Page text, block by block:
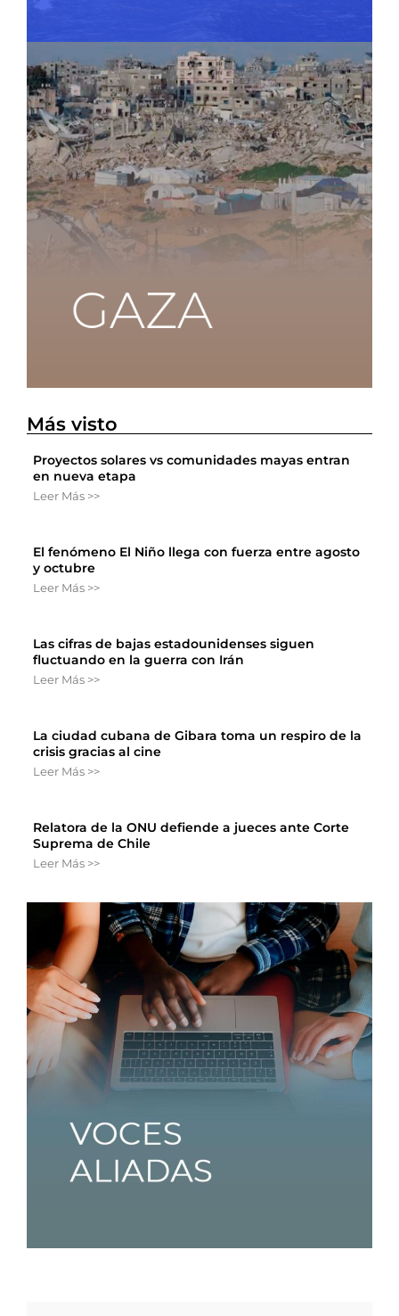
Más visto
Proyectos solares vs comunidades mayas entran
en nueva etapa
Leer Más >>
El fenómeno El Niño llega con fuerza entre agosto
y octubre
Leer Más >>
Las cifras de bajas estadounidenses siguen
fluctuando en la guerra con Irán
Leer Más >>
La ciudad cubana de Gibara toma un respiro de la
crisis gracias al cine
Leer Más >>
Relatora de la ONU defiende a jueces ante Corte
Suprema de Chile
Leer Más >>